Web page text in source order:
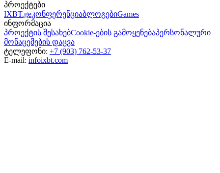
პროექტები
IXBT.geკონფერენციაბლოგებიGames
ინფორმაცია
პროექტის შესახებCookie-ების გამოყენებაპერსონალური
მონაცემების დაცვა
ტელეფონი: +7 (903) 762-53-37
E-mail: infoixbt.com